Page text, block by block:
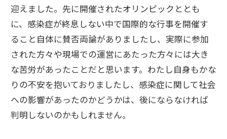
迎えました。先に開催されたオリンピックととも
に、感染症が終息しない中で国際的な行事を開催す
ること自体に賛否両論がありましたし、実際に参加
された方々や現場での運営にあたった方々には大き
な苦労があったことだと思います。わたし自身もかな
りの不安を抱いておりましたし、感染症に関して社会
への影響があったのかどうかは、後にならなければ
判明しないのかもしれません。